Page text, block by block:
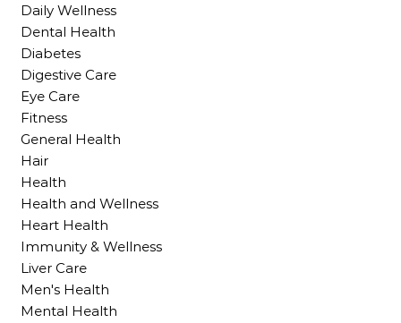
Daily Wellness
Dental Health
Diabetes
Digestive Care
Eye Care
Fitness
General Health
Hair
Health
Health and Wellness
Heart Health
Immunity & Wellness
Liver Care
Men's Health
Mental Health